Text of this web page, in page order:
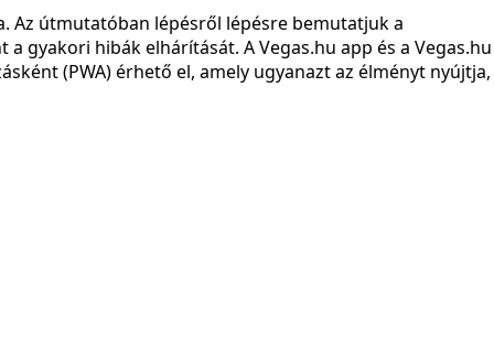
Az útmutatóban lépésről lépésre bemutatjuk a
gyakori hibák elhárítását. A Vegas.hu app és a Vegas.hu
(PWA) érhető el, amely ugyanazt az élményt nyújtja,